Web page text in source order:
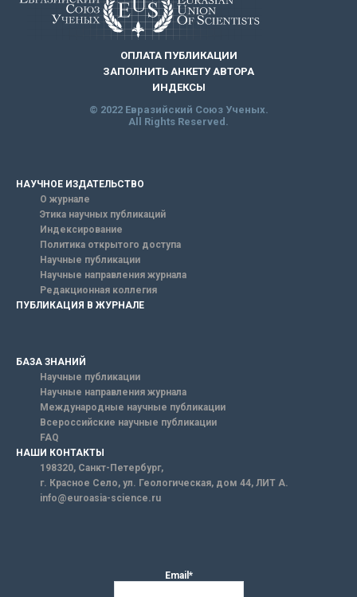
ОПЛАТА ПУБЛИКАЦИИ
ЗАПОЛНИТЬ АНКЕТУ АВТОРА
ИНДЕКСЫ
© 2022 Евразийский Союз Ученых.
All Rights Reserved.
НАУЧНОЕ ИЗДАТЕЛЬСТВО
О журнале
Этика научных публикаций
Индексирование
Политика открытого доступа
Научные публикации
Научные направления журнала
Редакционная коллегия
ПУБЛИКАЦИЯ В ЖУРНАЛЕ
БАЗА ЗНАНИЙ
Научные публикации
Научные направления журнала
Международные научные публикации
Всероссийские научные публикации
FAQ
НАШИ КОНТАКТЫ
198320, Санкт-Петербург,
г. Красное Село, ул. Геологическая, дом 44, ЛИТ А.
info@euroasia-science.ru
Email*